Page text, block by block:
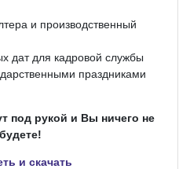
и производственный
дат для кадровой службы
праздниками
под рукой и Вы ничего не
и скачать